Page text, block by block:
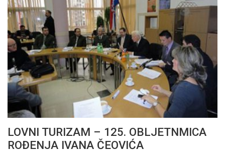
LOVNI TURIZAM – 125. OBLJETNMICA
ROĐENJA IVANA ČEOVIĆA